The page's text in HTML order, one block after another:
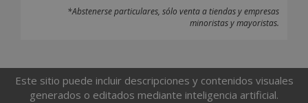
*Abstenerse particulares, sólo venta a tiendas y empresas
minoristas y mayoristas.
Este sitio puede incluir descripciones y contenidos visuales
generados o editados mediante inteligencia artificial.